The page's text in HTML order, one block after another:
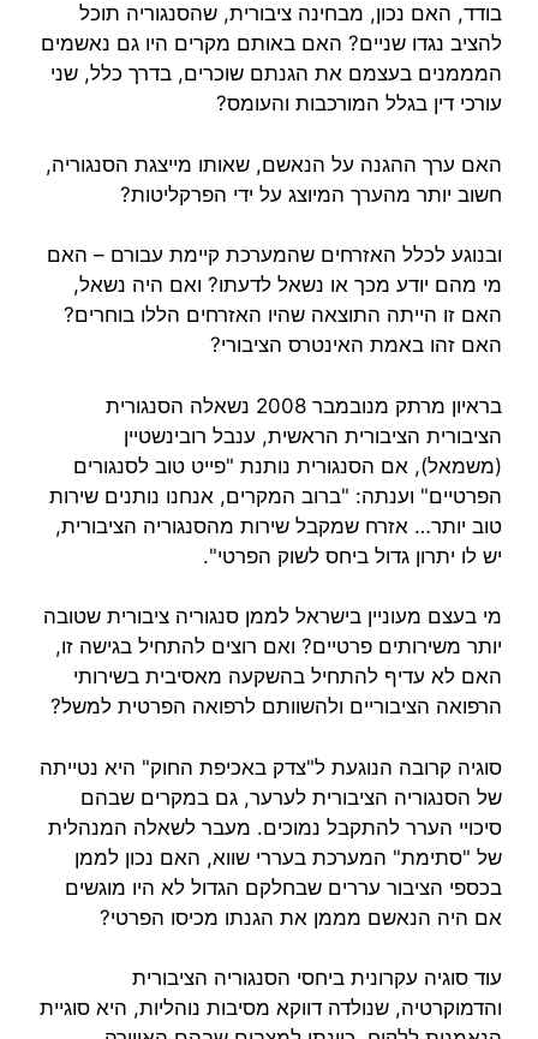
בודד, האם נכון, מבחינה ציבורית, שהסנגוריה תוכל
להציב נגדו שניים? האם באותם מקרים היו גם נאשמים
המממנים בעצמם את הגנתם שוכרים, בדרך כלל, שני
עורכי דין בגלל המורכבות והעומס?
האם ערך ההגנה על הנאשם, שאותו מייצגת הסנגוריה,
חשוב יותר מהערך המיוצג על ידי הפרקליטות?
ובנוגע לכלל האזרחים שהמערכת קיימת עבורם – האם
מי מהם יודע מכך או נשאל לדעתו? ואם היה נשאל,
האם זו הייתה התוצאה שהיו האזרחים הללו בוחרים?
האם זהו באמת האינטרס הציבורי?
בראיון מרתק מנובמבר 2008 נשאלה הסנגורית
הציבורית הציבורית הראשית, ענבל רובינשטיין
(משמאל), אם הסנגורית נותנת "פייט טוב לסנגורים
הפרטיים" וענתה: "ברוב המקרים, אנחנו נותנים שירות
טוב יותר… אזרח שמקבל שירות מהסנגוריה הציבורית,
יש לו יתרון גדול ביחס לשוק הפרטי".
מי בעצם מעוניין בישראל לממן סנגוריה ציבורית שטובה
יותר משירותים פרטיים? ואם רוצים להתחיל בגישה זו,
האם לא עדיף להתחיל בהשקעה מאסיבית בשירותי
הרפואה הציבוריים ולהשוותם לרפואה הפרטית למשל?
סוגיה קרובה הנוגעת ל"צדק באכיפת החוק" היא נטייתה
של הסנגוריה הציבורית לערער, גם במקרים שבהם
סיכויי הערר להתקבל נמוכים. מעבר לשאלה המנהלית
של "סתימת" המערכת בעררי שווא, האם נכון לממן
בכספי הציבור עררים שבחלקם הגדול לא היו מוגשים
אם היה הנאשם מממן את הגנתו מכיסו הפרטי?
עוד סוגיה עקרונית ביחסי הסנגוריה הציבורית
והדמוקרטיה, שנולדה דווקא מסיבות נוהליות, היא סוגיית